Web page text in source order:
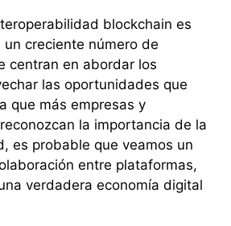
blockchain es
un creciente número de
centran en abordar los
las oportunidades que
que más empresas y
la importancia de la
es probable que veamos un
entre plataformas,
verdadera economía digital